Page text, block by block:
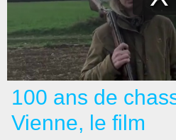
100 ans de
Vienne, le film